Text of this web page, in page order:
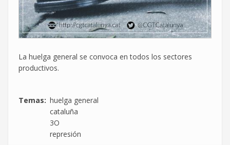
La huelga general se convoca en todos los sectores
productivos.
Temas
huelga general
cataluña
3O
represión